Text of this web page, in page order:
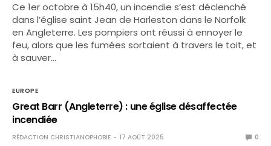
Ce 1er octobre à 15h40, un incendie s’est déclenché
dans l’église saint Jean de Harleston dans le Norfolk
en Angleterre. Les pompiers ont réussi à ennoyer le
feu, alors que les fumées sortaient à travers le toit, et
à sauver…
EUROPE
Great Barr (Angleterre) : une église désaffectée
incendiée
RÉDACTION CHRISTIANOPHOBIE 17 AOÛT 2025 0